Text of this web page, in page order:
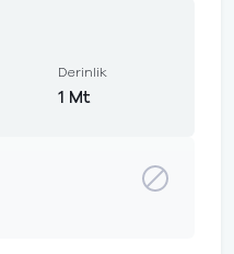
Derinlik
1 Mt